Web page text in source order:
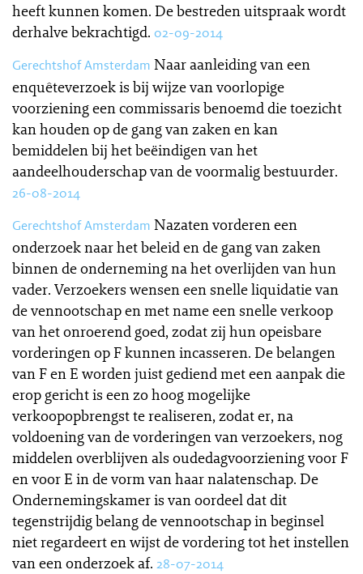
heeft kunnen komen. De bestreden uitspraak wordt
derhalve bekrachtigd. 02-09-2014
Gerechtshof Amsterdam Naar aanleiding van een
enquêteverzoek is bij wijze van voorlopige
voorziening een commissaris benoemd die toezicht
kan houden op de gang van zaken en kan
bemiddelen bij het beëindigen van het
aandeelhouderschap van de voormalig bestuurder.
26-08-2014
Gerechtshof Amsterdam Nazaten vorderen een
onderzoek naar het beleid en de gang van zaken
binnen de onderneming na het overlijden van hun
vader. Verzoekers wensen een snelle liquidatie van
de vennootschap en met name een snelle verkoop
van het onroerend goed, zodat zij hun opeisbare
vorderingen op F kunnen incasseren. De belangen
van F en E worden juist gediend met een aanpak die
erop gericht is een zo hoog mogelijke
verkoopopbrengst te realiseren, zodat er, na
voldoening van de vorderingen van verzoekers, nog
middelen overblijven als oudedagvoorziening voor F
en voor E in de vorm van haar nalatenschap. De
Ondernemingskamer is van oordeel dat dit
tegenstrijdig belang de vennootschap in beginsel
niet regardeert en wijst de vordering tot het instellen
van een onderzoek af. 28-07-2014